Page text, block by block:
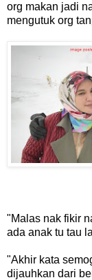
org makan jadi
mengutuk org
"Malas nak fikir
ada anak tu tau
"Akhir kata
dijauhkan dari